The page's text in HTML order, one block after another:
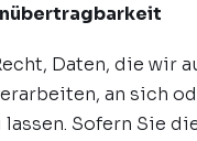
Daten, die wir
an sich
lassen. Sofern Sie